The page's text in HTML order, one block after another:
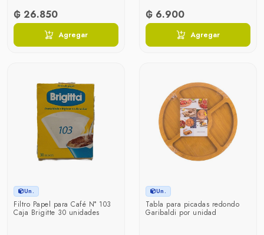
₲ 26.850
Agregar
₲ 6.900
Agregar
Un.
Filtro Papel para Café N° 103
Caja Brigitte 30 unidades
Un.
Tabla para picadas redondo
Garibaldi por unidad